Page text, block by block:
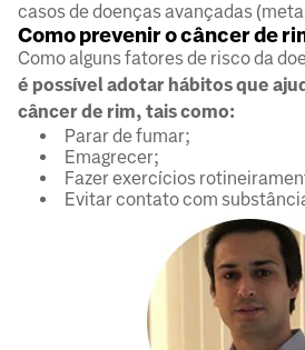
casos de doenças avançadas
Como prevenir o câncer de
Como alguns fatores de risco da
é possível adotar hábitos que
câncer de rim, tais como:
Parar de fumar;
Emagrecer;
Fazer exercícios
Evitar contato com